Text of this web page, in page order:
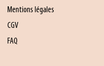
Mentions légales
CGV
FAQ